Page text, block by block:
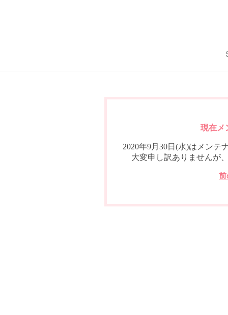
現在メ
2020年9月30日(水)はメンテ
大変申し訳ありませんが
前